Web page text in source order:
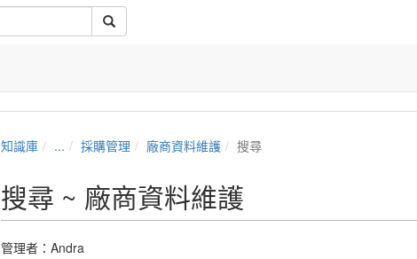
知識庫 ... 採購管理 廠商資料維護 搜尋
搜尋 ~ 廠商資料維護
管理者： Andra